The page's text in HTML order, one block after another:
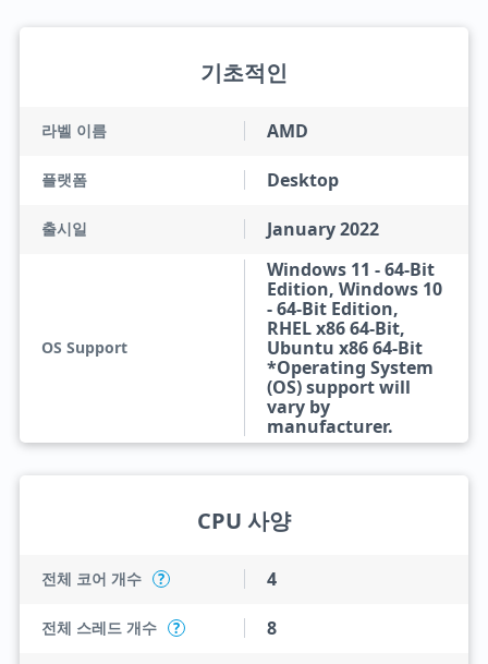
기초적인
라벨 이름 AMD
플랫폼 Desktop
출시일 January 2022
OS Support
Windows 11 - 64-Bit
Edition, Windows 10
- 64-Bit Edition,
RHEL x86 64-Bit,
Ubuntu x86 64-Bit
*Operating System
(OS) support will
vary by
manufacturer.
CPU 사양
전체 코어 개수 ? 4
전체 스레드 개수 ? 8